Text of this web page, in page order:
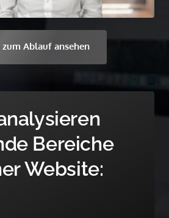
zum Ablauf ansehen
Bereiche
Website: